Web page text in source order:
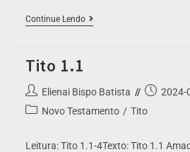
Continue Lendo
Tito 1.1
Elienai Bispo Batista
2024-
Novo Testamento / Tito
Leitura: Tito 1.1-4Texto: Tito 1.1